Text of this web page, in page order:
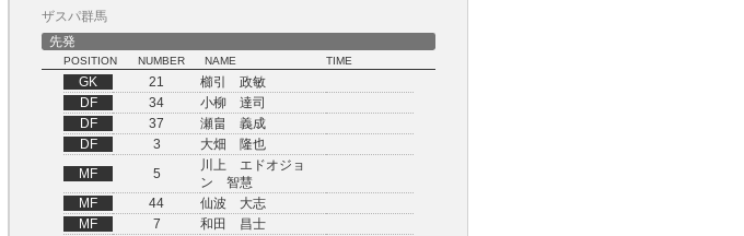
ザスパ群馬
先発
POSITION NUMBER NAME TIME
GK 21
櫛引 政敏
DF
34
小柳 達司
DF
37
瀬畠 義成
DF
3
大畑 隆也
MF
5
川上 エドオジョ
ン 智慧
MF
44
仙波 大志
MF
7
和田 昌士